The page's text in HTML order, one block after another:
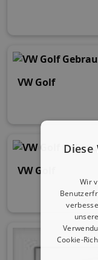
VW Golf
VW Golf
Diese
Wir
Cookie-